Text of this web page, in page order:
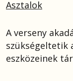
Asztalok
A verseny
szükségeltetik
eszközeinek